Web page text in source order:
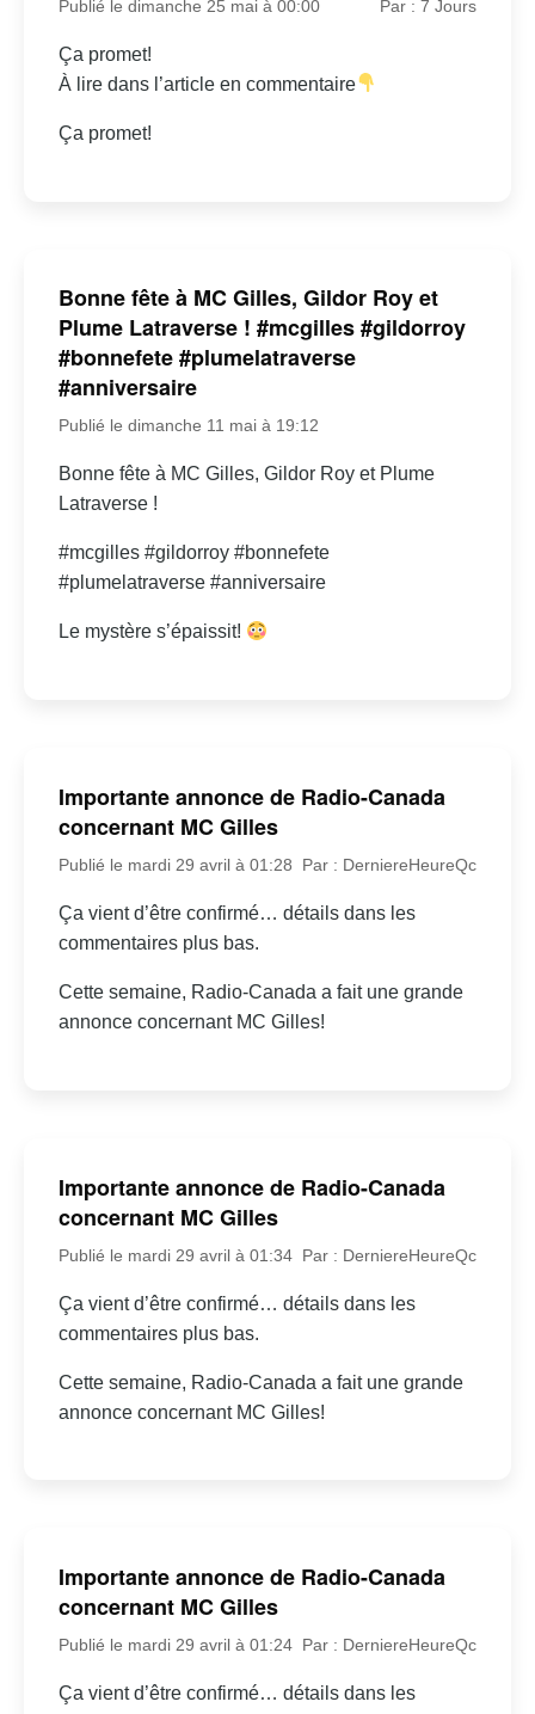
Publié le dimanche 25 mai à 00:00 Par : 7 Jours
Ça promet!
À lire dans l’article en commentaire
Ça promet!
Bonne fête à MC Gilles, Gildor Roy et
Plume Latraverse ! #mcgilles #gildorroy
#bonnefete #plumelatraverse
#anniversaire
Publié le dimanche 11 mai à 19:12
Bonne fête à MC Gilles, Gildor Roy et Plume
Latraverse !
#mcgilles #gildorroy #bonnefete
#plumelatraverse #anniversaire
Le mystère s’épaissit!
Importante annonce de Radio-Canada
concernant MC Gilles
Publié le mardi 29 avril à 01:28 Par : DerniereHeureQc
Ça vient d’être confirmé… détails dans les
commentaires plus bas.
Cette semaine, Radio-Canada a fait une grande
annonce concernant MC Gilles!
Importante annonce de Radio-Canada
concernant MC Gilles
Publié le mardi 29 avril à 01:34 Par : DerniereHeureQc
Ça vient d’être confirmé… détails dans les
commentaires plus bas.
Cette semaine, Radio-Canada a fait une grande
annonce concernant MC Gilles!
Importante annonce de Radio-Canada
concernant MC Gilles
Publié le mardi 29 avril à 01:24 Par : DerniereHeureQc
Ça vient d’être confirmé… détails dans les